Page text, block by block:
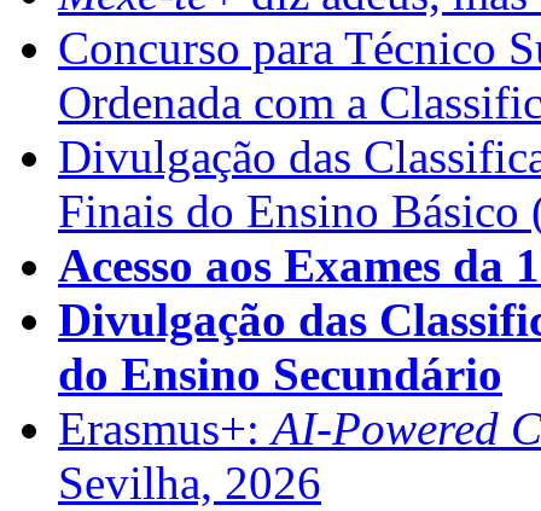
Concurso para Técnico
Ordenada com a
Divulgação das
Finais do Ensino Básico
Acesso aos Exames da
Divulgação das
do Ensino Secundário
Erasmus+:AI-Powered
Sevilha, 2026